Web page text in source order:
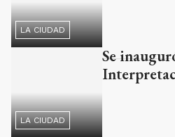
LA CIUDAD
LA CIUDAD
Se